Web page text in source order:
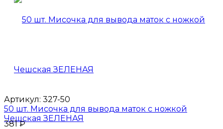
Артикул: 327-50
50 шт. Мисочка для вывода маток с ножкой
Чешская ЗЕЛЕНАЯ
381₽